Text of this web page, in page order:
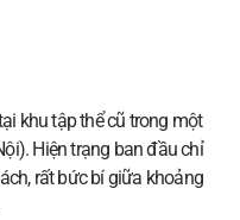
khu tập thể cũ trong một
Hiện trạng ban đầu chỉ
rất bức bí giữa khoảng